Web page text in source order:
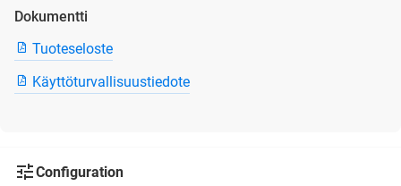
Dokumentti
Tuoteseloste
Käyttöturvallisuustiedote
Configuration